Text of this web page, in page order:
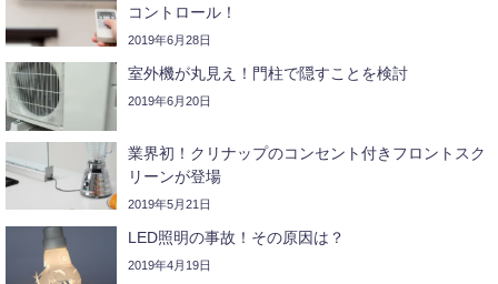
コントロール！
2019年6月28日
室外機が丸見え！門柱で隠すことを検討
2019年6月20日
業界初！クリナップのコンセント付きフロントスク
リーンが登場
2019年5月21日
LED照明の事故！その原因は？
2019年4月19日